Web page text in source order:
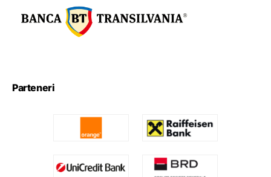
Parteneri